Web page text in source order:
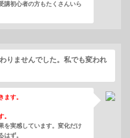
講初心者の方もたくさんいら
りませんでした。私でも変われ
ます。
。
を実感しています。変化だけ
はず。